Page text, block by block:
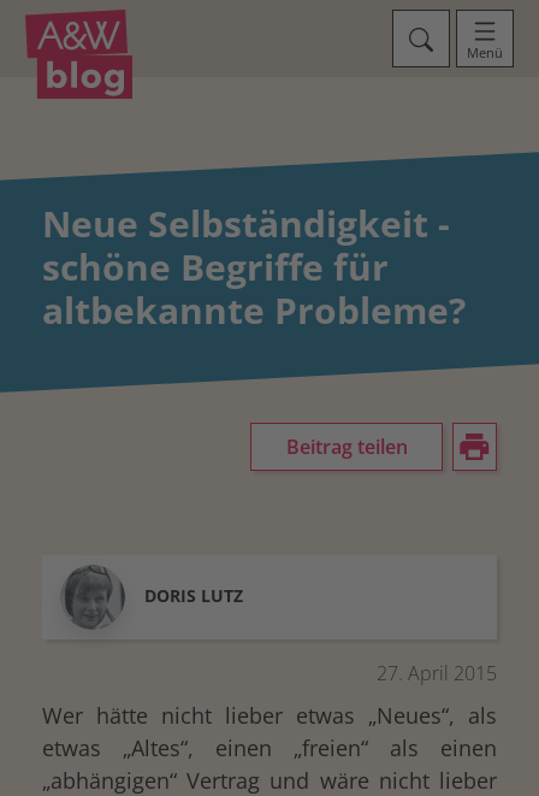
Menü
Neue Selbständigkeit -
schöne Begriffe für
altbekannte Probleme?
Beitrag teilen
DORIS LUTZ
27. April 2015
Wer hätte nicht lieber etwas „Neues“, als
etwas „Altes“, einen „freien“ als einen
„abhängigen“ Vertrag und wäre nicht lieber